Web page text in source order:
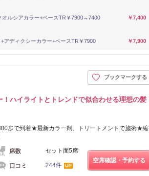
オルシアカラー+ベースTR￥7900→7400 ￥7,400
アディクシーカラー+ベースTR￥7900 ￥7,900
ブックマークする
！ハイライトとトレンドで似合わせる理想の髪
歩で到着★最新カラー剤、トリートメントで施術★縮
席数 セット面5席
口コミ 244件 UP
空席確認・予約する